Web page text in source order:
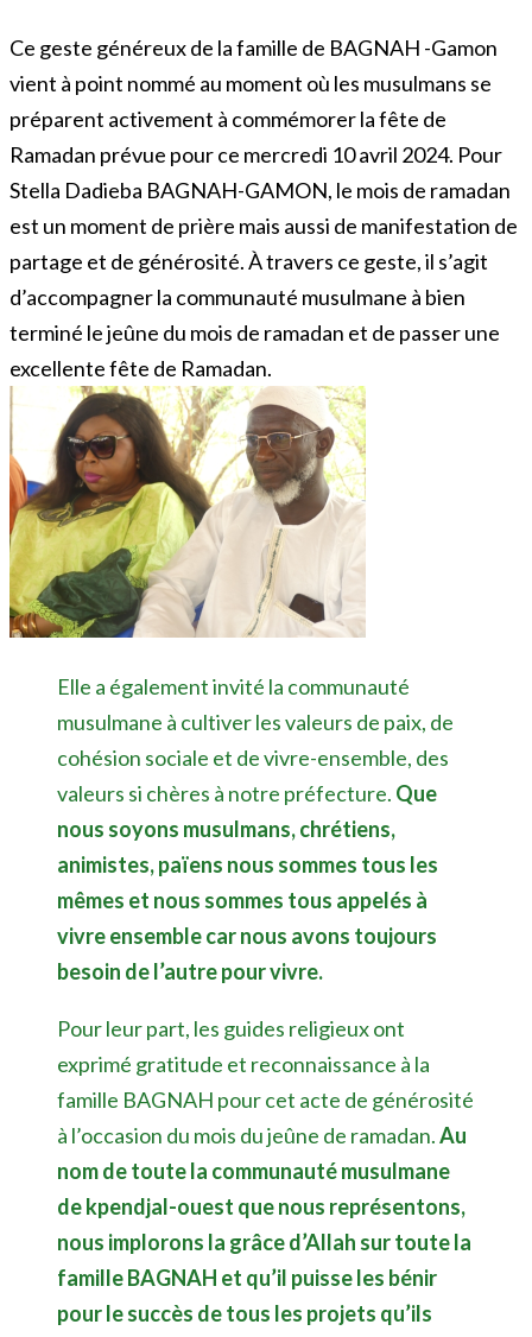
Ce geste généreux de la famille de BAGNAH -Gamon
vient à point nommé au moment où les musulmans se
préparent activement à commémorer la fête de
Ramadan prévue pour ce mercredi 10 avril 2024. Pour
Stella Dadieba BAGNAH-GAMON, le mois de ramadan
est un moment de prière mais aussi de manifestation de
partage et de générosité. À travers ce geste, il s’agit
d’accompagner la communauté musulmane à bien
terminé le jeûne du mois de ramadan et de passer une
excellente fête de Ramadan.
Elle a également invité la communauté
musulmane à cultiver les valeurs de paix, de
cohésion sociale et de vivre-ensemble, des
valeurs si chères à notre préfecture. Que
nous soyons musulmans, chrétiens,
animistes, païens nous sommes tous les
mêmes et nous sommes tous appelés à
vivre ensemble car nous avons toujours
besoin de l’autre pour vivre.
Pour leur part, les guides religieux ont
exprimé gratitude et reconnaissance à la
famille BAGNAH pour cet acte de générosité
à l’occasion du mois du jeûne de ramadan.Au
nom de toute la communauté musulmane
de kpendjal-ouest que nous représentons,
nous implorons la grâce d’Allah sur toute la
famille BAGNAH et qu’il puisse les bénir
pour le succès de tous les projets qu’ils